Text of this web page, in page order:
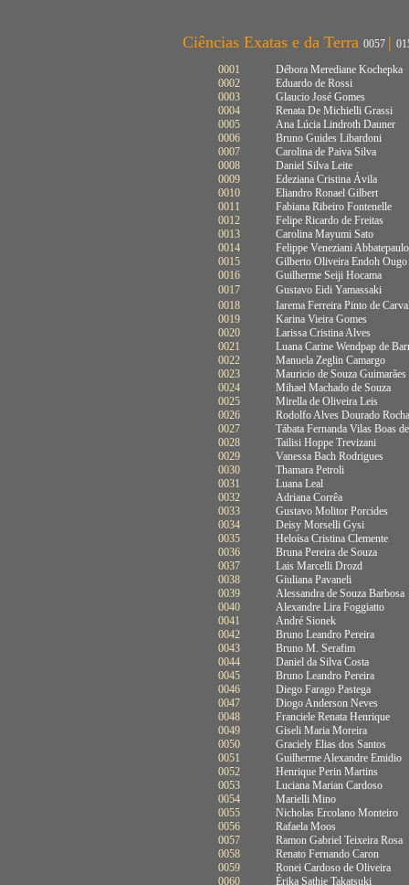
Ciências Exatas e da Terra 0057 |
0001
Débora Merediane Kochepka
0002
Eduardo de Rossi
0003
Glaucio José Gomes
0004
Renata De Michielli Grassi
0005
Ana Lúcia Lindroth Dauner
0006
Bruno Guides Libardoni
0007
Carolina de Paiva Silva
0008
Daniel Silva Leite
0009
Edeziana Cristina Ávila
0010
Eliandro Ronael Gilbert
0011
Fabiana Ribeiro Fontenelle
0012
Felipe Ricardo de Freitas
0013
Carolina Mayumi Sato
0014
Felippe Veneziani Abbatepaulo
0015
Gilberto Oliveira Endoh Ougo
0016
Guilherme Seiji Hocama
0017
Gustavo Eidi Yamassaki
0018
Iarema Ferreira Pinto de
0019
Karina Vieira Gomes
0020
Larissa Cristina Alves
0021
Luana Carine Wendpap de
0022
Manuela Zeglin Camargo
0023
Mauricio de Souza Guimarães
0024
Mihael Machado de Souza
0025
Mirella de Oliveira Leis
0026
Rodolfo Alves Dourado Rocha
0027
Tábata Fernanda Vilas Boas
0028
Tailisi Hoppe Trevizani
0029
Vanessa Bach Rodrigues
0030
Thamara Petroli
0031
Luana Leal
0032
Adriana Corrêa
0033
Gustavo Molitor Porcides
0034
Deisy Morselli Gysi
0035
Heloísa Cristina Clemente
0036
Bruna Pereira de Souza
0037
Lais Marcelli Drozd
0038
Giuliana Pavaneli
0039
Alessandra de Souza Barbosa
0040
Alexandre Lira Foggiatto
0041
André Sionek
0042
Bruno Leandro Pereira
0043
Bruno M. Serafim
0044
Daniel da Silva Costa
0045
Bruno Leandro Pereira
0046
Diego Farago Pastega
0047
Diogo Anderson Neves
0048
Franciele Renata Henrique
0049
Giseli Maria Moreira
0050
Graciely Elias dos Santos
0051
Guilherme Alexandre Emidio
0052
Henrique Perin Martins
0053
Luciana Marian Cardoso
0054
Marielli Mino
0055
Nicholas Ercolano Monteiro
0056
Rafaela Moos
0057
Ramon Gabriel Teixeira Rosa
0058
Renato Fernando Caron
0059
Ronei Cardoso de Oliveira
0060
Érika Sathie Takatsuki